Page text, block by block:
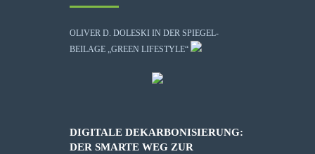
OLIVER D. DOLESKI IN DER SPIEGEL-
BEILAGE „GREEN LIFESTYLE“
DIGITALE DEKARBONISIERUNG:
DER SMARTE WEG ZUR